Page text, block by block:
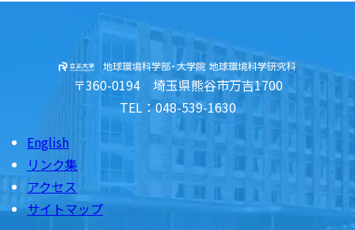
〒360-0194 埼玉県熊谷市万吉1700
TEL：048-539-1630
English
リンク集
アクセス
サイトマップ